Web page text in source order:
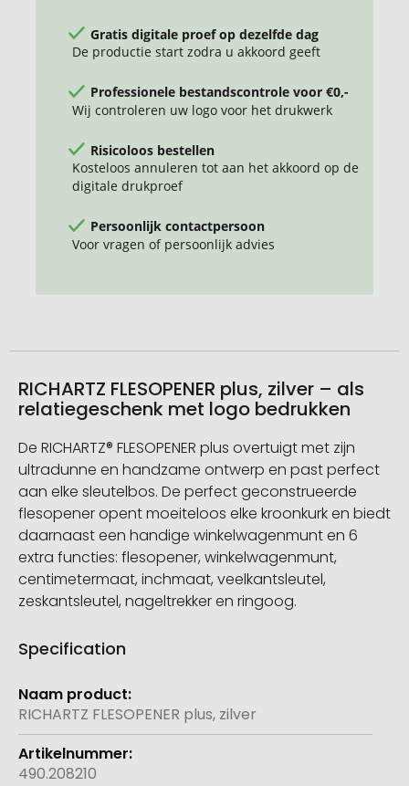
Gratis digitale proef op dezelfde dag
De productie start zodra u akkoord geeft
Professionele bestandscontrole voor €0,-
Wij controleren uw logo voor het drukwerk
Risicoloos bestellen
Kosteloos annuleren tot aan het akkoord op de
digitale drukproef
Persoonlijk contactpersoon
Voor vragen of persoonlijk advies
RICHARTZ FLESOPENER plus, zilver – als
relatiegeschenk met logo bedrukken
De RICHARTZ® FLESOPENER plus overtuigt met zijn
ultradunne en handzame ontwerp en past perfect
aan elke sleutelbos. De perfect geconstrueerde
flesopener opent moeiteloos elke kroonkurk en biedt
daarnaast een handige winkelwagenmunt en 6
extra functies: flesopener, winkelwagenmunt,
centimetermaat, inchmaat, veelkantsleutel,
zeskantsleutel, nageltrekker en ringoog.
Specification
Meer
informatie
RICHARTZ FLESOPENER plus, zilver
490.208210